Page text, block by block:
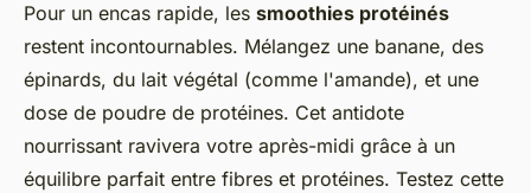
Pour un encas rapide, les smoothies protéinés
restent incontournables. Mélangez une banane, des
épinards, du lait végétal (comme l'amande), et une
dose de poudre de protéines. Cet antidote
nourrissant ravivera votre après-midi grâce à un
équilibre parfait entre fibres et protéines. Testez cette